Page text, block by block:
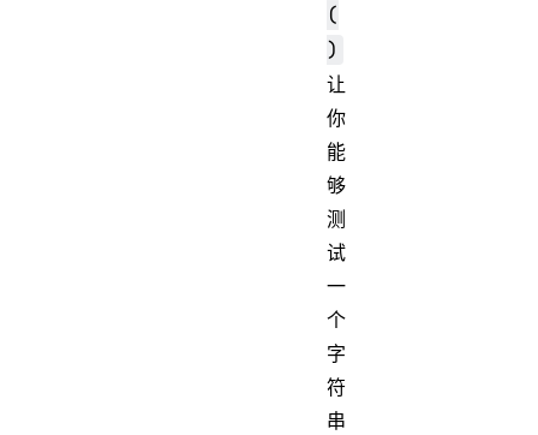
(
)
让
你
能
够
测
试
一
个
字
符
串